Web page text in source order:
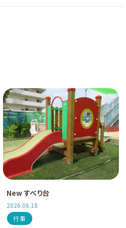
New すべり台
2026.06.18
行事